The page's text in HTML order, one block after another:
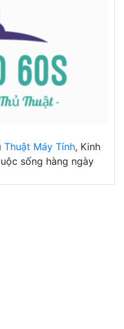
Thuật Máy Tính, Kinh
sống hàng ngày